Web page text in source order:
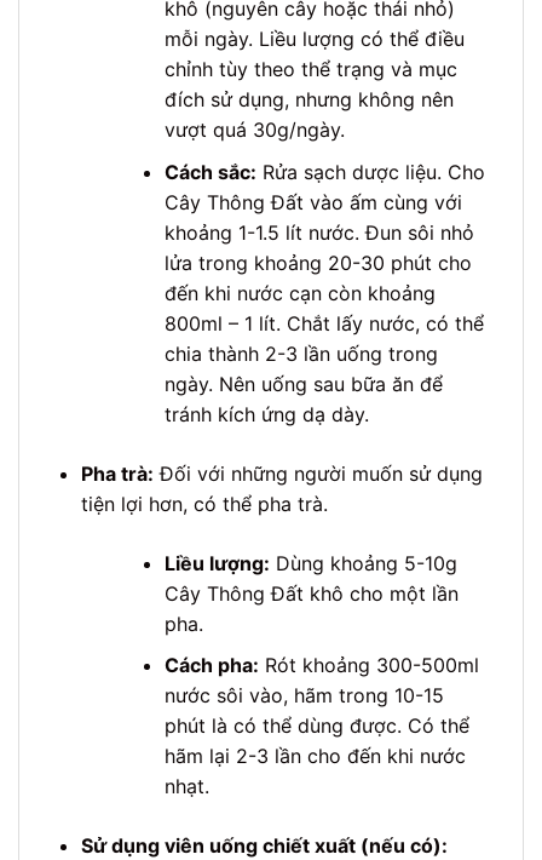
khô (nguyên cây hoặc thái nhỏ)
mỗi ngày. Liều lượng có thể điều
chỉnh tùy theo thể trạng và mục
đích sử dụng, nhưng không nên
vượt quá 30g/ngày.
Cách sắc: Rửa sạch dược liệu. Cho
Cây Thông Đất vào ấm cùng với
khoảng 1-1.5 lít nước. Đun sôi nhỏ
lửa trong khoảng 20-30 phút cho
đến khi nước cạn còn khoảng
800ml – 1 lít. Chắt lấy nước, có thể
chia thành 2-3 lần uống trong
ngày. Nên uống sau bữa ăn để
tránh kích ứng dạ dày.
Pha trà: Đối với những người muốn sử dụng
tiện lợi hơn, có thể pha trà.
Liều lượng: Dùng khoảng 5-10g
Cây Thông Đất khô cho một lần
pha.
Cách pha: Rót khoảng 300-500ml
nước sôi vào, hãm trong 10-15
phút là có thể dùng được. Có thể
hãm lại 2-3 lần cho đến khi nước
nhạt.
Sử dụng viên uống chiết xuất (nếu có):